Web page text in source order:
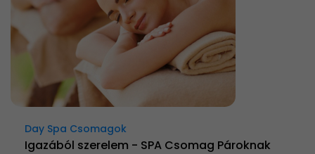
Day Spa Csomagok
Igazából szerelem - SPA Csomag Pároknak